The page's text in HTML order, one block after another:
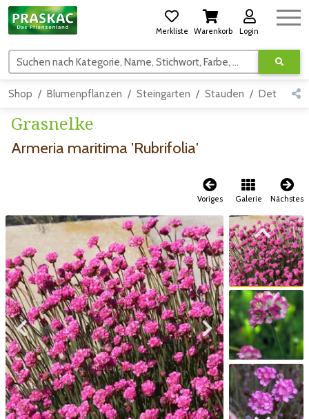
Merkliste Warenkorb Login
Suchen nach Kategorie, Name, Stichwort, Farbe, usw.
Shop Blumenpflanzen Steingarten Stauden Detail
Grasnelke
Armeria maritima 'Rubrifolia'
Voriges Galerie Nächstes
Zum vorigen Bild Zum nächsten Bild
Zum vorigen Bild